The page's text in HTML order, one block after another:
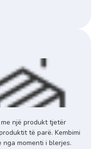
një produkt tjetër
të parë. Kembimi
momenti i blerjes.